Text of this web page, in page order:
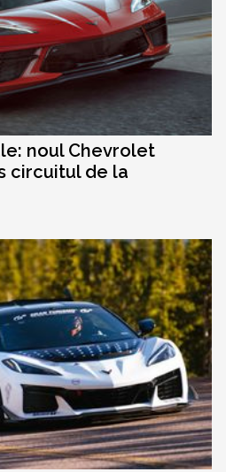
noul Chevrolet
circuitul de la